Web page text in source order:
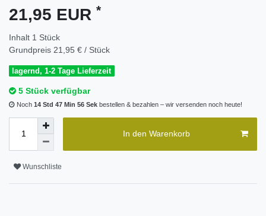
21,95 EUR *
Inhalt 1 Stück
Grundpreis 21,95 € / Stück
lagernd, 1-2 Tage Lieferzeit
5 Stück verfügbar
Noch 14 Std 47 Min 56 Sek bestellen & bezahlen – wir versenden noch heute!
In den Warenkorb
Wunschliste